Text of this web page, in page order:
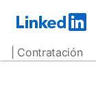
| Contratación